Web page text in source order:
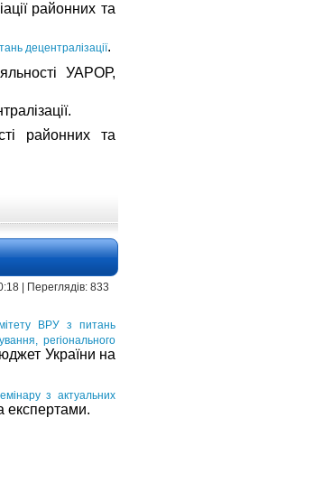
районних та
децентралізації.
УАРОР,
районних та
| Переглядів: 833
ВРУ з питань
регіонального
України на
з актуальних
експертами.